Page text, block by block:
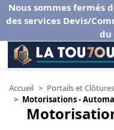
Nous sommes fermés
des services Devis/
du
Accueil Portails et
Motorisations -